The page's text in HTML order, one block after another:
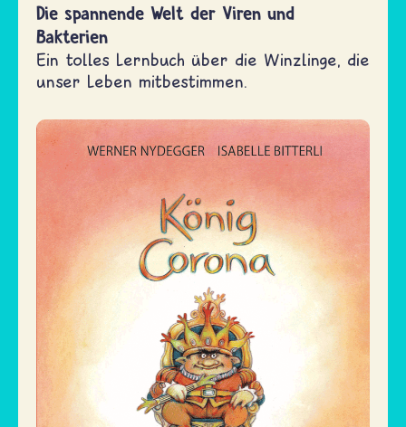
Die spannende Welt der Viren und
Bakterien
Ein tolles Lernbuch über die Winzlinge, die
unser Leben mitbestimmen.